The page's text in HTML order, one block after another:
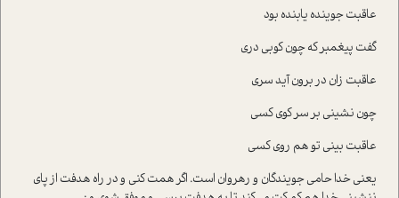
عاقبت جوینده یابنده بود
گفت پیغمبر که چون کوبی دری
عاقبت زان در برون آید سری
چون نشینی بر سر کوی کسی
عاقبت بینی تو هم روی کسی
یعنی خدا حامی‌ جویندگان و رهروان است. اگر همت کنی و در راه هدفت از پای